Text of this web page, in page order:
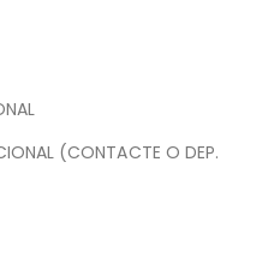
(CONTACTE O DEP.